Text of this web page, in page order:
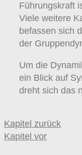
Führungskraft
Viele weitere
befassen sich
der
Um die
ein Blick auf
dreht sich das
Kapitel zurück
Kapitel vor